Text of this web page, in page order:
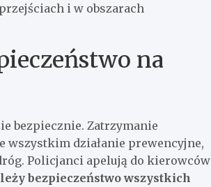
i w obszarach
na
bezpiecznie. Zatrzymanie
wszystkim działanie prewencyjne,
Policjanci apelują do kierowców
bezpieczeństwo wszystkich